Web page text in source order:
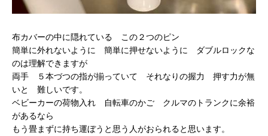
布カバーの中に隠れている この２つのピン
簡単に外れないように 簡単に押せないように ダブルロックな
のは理解できますが
両手 ５本づつの指が揃っていて それなりの握力 押す力が無
いと 難しいです。
ベビーカーの荷物入れ 自転車のかご クルマのトランクに余裕
があるなら
もう畳まずに持ち運ぼうと思う人がおられると思います。